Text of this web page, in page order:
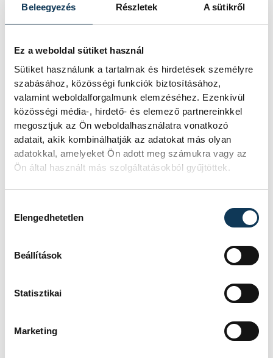
Beleegyezés Részletek A sütikről
Ez a weboldal sütiket használ
Sütiket használunk a tartalmak és hirdetések személyre
szabásához, közösségi funkciók biztosításához,
valamint weboldalforgalmunk elemzéséhez. Ezenkívül
közösségi média-, hirdető- és elemező partnereinkkel
megosztjuk az Ön weboldalhasználatra vonatkozó
adatait, akik kombinálhatják az adatokat más olyan
adatokkal, amelyeket Ön adott meg számukra vagy az
Ön által használt más szolgáltatásokból gyűjtöttek.
Elengedhetetlen
Beállítások
Statisztikai
Marketing